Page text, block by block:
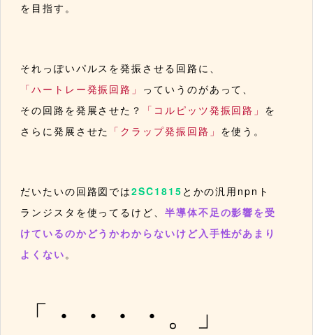
を目指す。
それっぽいパルスを発振させる回路に、
「ハートレー発振回路」 っていうのがあって、
その回路を発展させた？
「コルピッツ発振回路」 を
さらに発展させた 「クラップ発振回路」 を使う。
だいたいの回路図では2SC1815 とかの汎用npnト
ランジスタを使ってるけど、 半導体不足の影響を受
けているのかどうかわからないけど入手性があまり
よくない。
「・・・・。」